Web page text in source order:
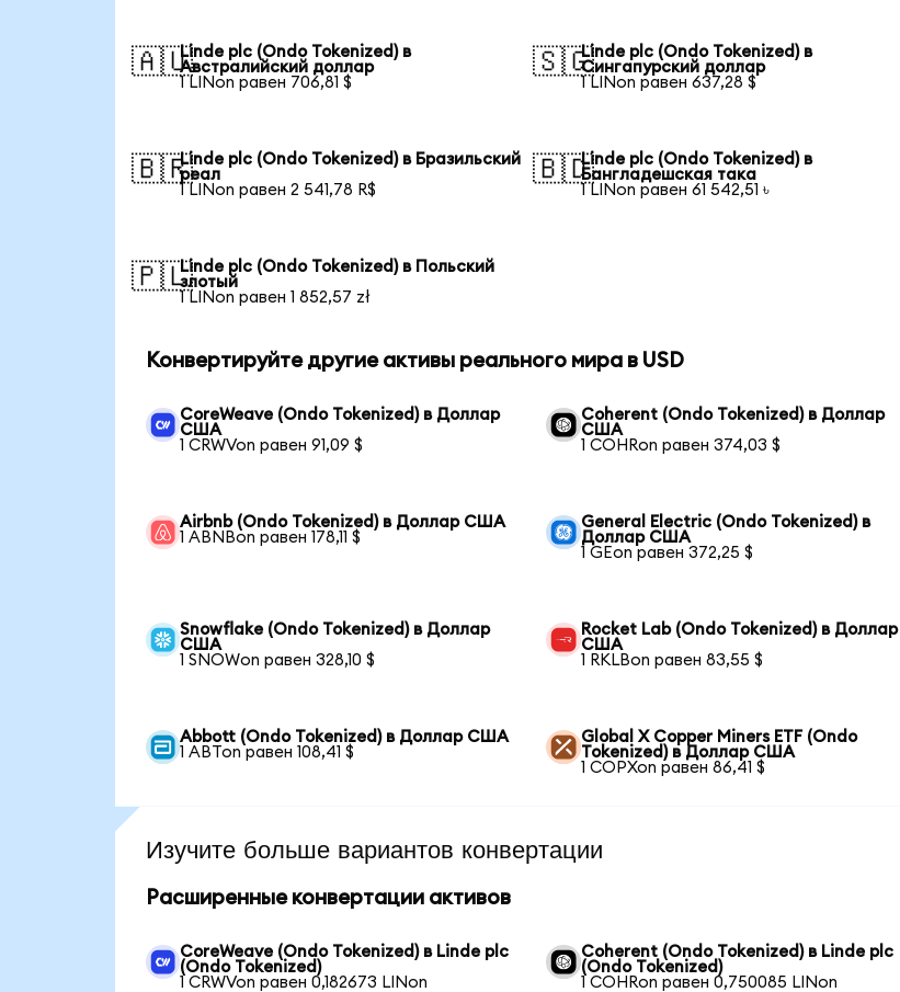
🇦🇺Linde plc (Ondo Tokenized) в
Австралийский доллар
1 LINon равен 706,81 $
🇸🇬Linde plc (Ondo Tokenized) в
Сингапурский доллар
1 LINon равен 637,28 $
🇧🇷Linde plc (Ondo Tokenized) в Бразильский
реал
1 LINon равен 2 541,78 R$
🇧🇩Linde plc (Ondo Tokenized) в
Бангладешская така
1 LINon равен 61 542,51 ৳
🇵🇱Linde plc (Ondo Tokenized) в Польский
злотый
1 LINon равен 1 852,57 zł
Конвертируйте другие активы реального мира в USD
CoreWeave (Ondo Tokenized) в Доллар
США
1 CRWVon равен 91,09 $
Coherent (Ondo Tokenized) в Доллар
США
1 COHRon равен 374,03 $
Airbnb (Ondo Tokenized) в Доллар США
1 ABNBon равен 178,11 $
General Electric (Ondo Tokenized) в
Доллар США
1 GEon равен 372,25 $
Snowflake (Ondo Tokenized) в Доллар
США
1 SNOWon равен 328,10 $
Rocket Lab (Ondo Tokenized) в Доллар
США
1 RKLBon равен 83,55 $
Abbott (Ondo Tokenized) в Доллар США
1 ABTon равен 108,41 $
Global X Copper Miners ETF (Ondo
Tokenized) в Доллар США
1 COPXon равен 86,41 $
Изучите больше вариантов конвертации
Расширенные конвертации активов
CoreWeave (Ondo Tokenized) в Linde plc
(Ondo Tokenized)
1 CRWVon равен 0,182673 LINon
Coherent (Ondo Tokenized) в Linde plc
(Ondo Tokenized)
1 COHRon равен 0,750085 LINon